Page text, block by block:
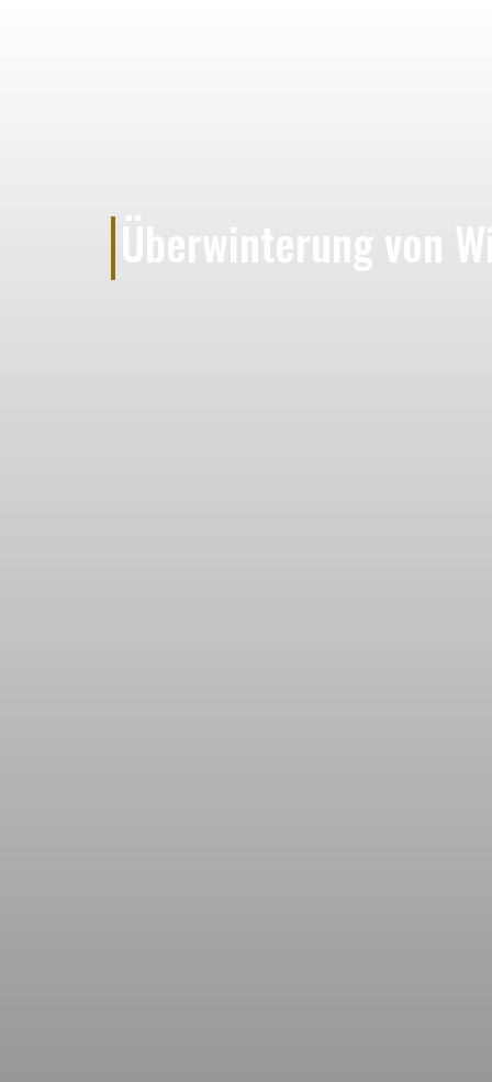
Überwinterung von